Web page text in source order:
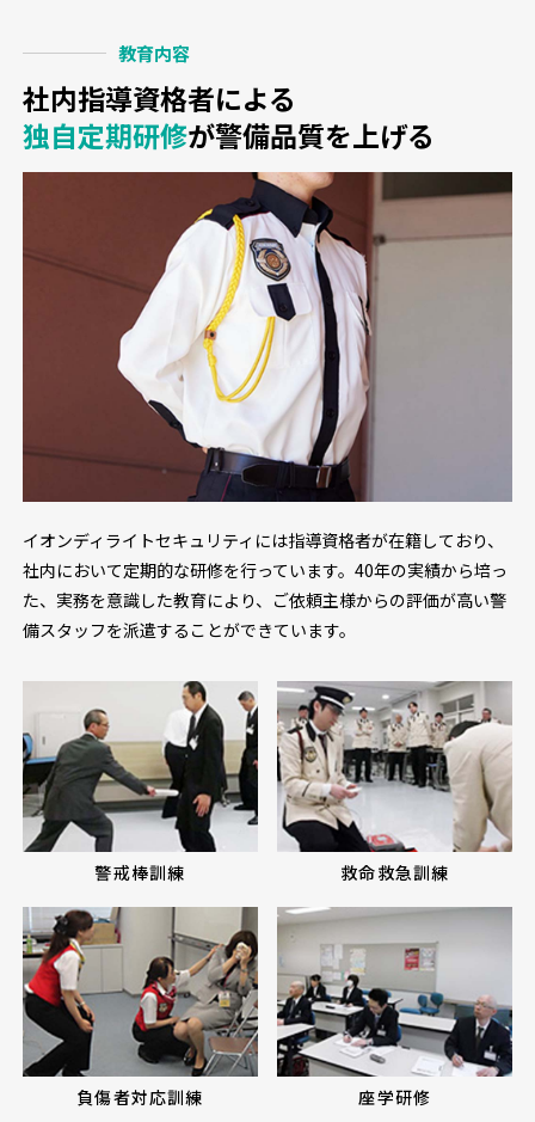
教育内容
社内指導資格者による
独自定期研修が警備品質を上げる
イオンディライトセキュリティには指導資格者が在籍しており、
社内において定期的な研修を行っています。40年の実績から培っ
た、実務を意識した教育により、ご依頼主様からの評価が高い警
備スタッフを派遣することができています。
警戒棒訓練 救命救急訓練
負傷者対応訓練 座学研修